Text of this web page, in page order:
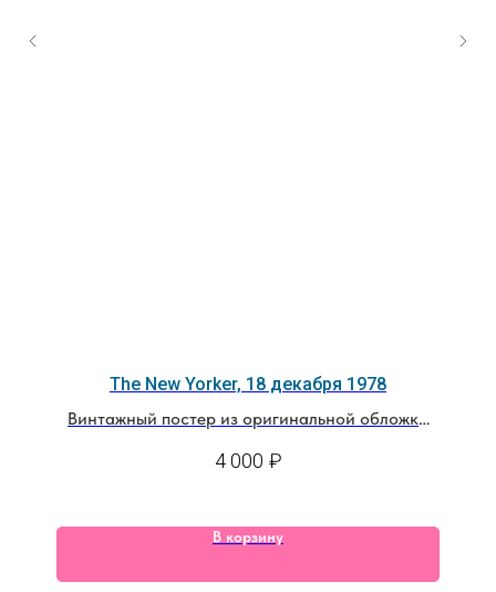
The New Yorker, 18 декабря 1978
Винтажный постер из оригинальной обложки
4 000 ₽
В корзину